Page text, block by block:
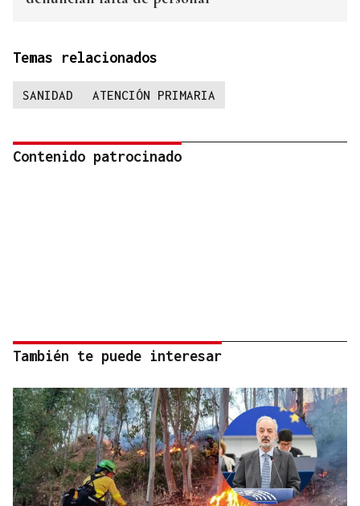
Temas relacionados
SANIDAD ATENCIÓN PRIMARIA
Contenido patrocinado
También te puede interesar